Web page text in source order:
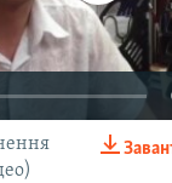
КРИМУ